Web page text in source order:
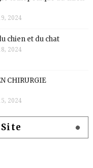
2024
chien et du chat
2024
CHIRURGIE
2024